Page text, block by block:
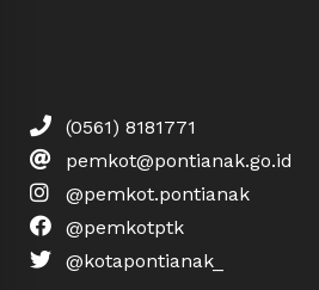
(0561) 8181771
pemkot@pontianak.go.id
@pemkot.pontianak
@pemkotptk
@kotapontianak_